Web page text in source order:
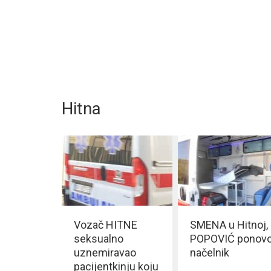
Hitna
Vozač HITNE
seksualno
uznemiravao
pacijentkinju koju
SMENA u Hitnoj,
POPOVIĆ
načelnik